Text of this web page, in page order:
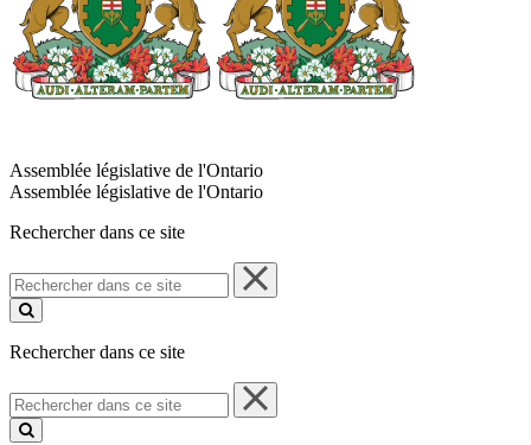
Assemblée législative de l'Ontario
Assemblée législative de l'Ontario
Rechercher dans ce site
Rechercher
dans
ce
Rechercher dans ce site
Rechercher
dans
ce